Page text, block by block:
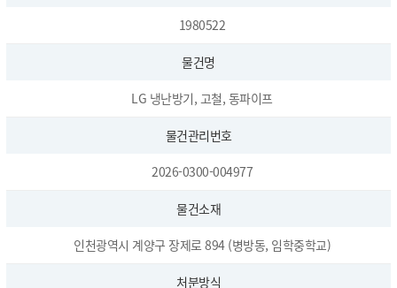
1980522
물건명
LG 냉난방기, 고철, 동파이프
물건관리번호
2026-0300-004977
물건소재
인천광역시 계양구 장제로 894 (병방동, 임학중학교)
처분방식